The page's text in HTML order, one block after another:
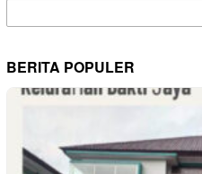
BERITA POPULER